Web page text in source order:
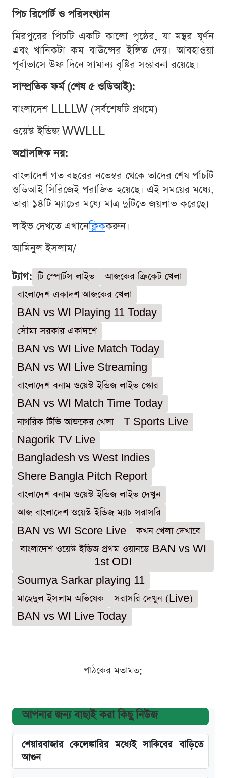
পিচ রিপোর্ট ও পরিসংখ্যান
মিরপুরের পিচটি একটি কালো পৃষ্ঠের, যা মন্থর ঘূর্ণন
এবং খানিকটা কম বাউন্সের ইঙ্গিত দেয়। আবহাওয়া
পূর্বাভাসে উষ্ণ দিনে সামান্য বৃষ্টির সম্ভাবনা রয়েছে।
সাম্প্রতিক ফর্ম (শেষ ৫ ওডিআই):
বাংলাদেশ LLLLW (সর্বশেষটি প্রথমে)
ওয়েস্ট ইন্ডিজ WWLLL
অপ্রাসঙ্গিক নয়:
বাংলাদেশ গত বছরের নভেম্বর থেকে তাদের শেষ পাঁচটি
ওডিআই সিরিজেই পরাজিত হয়েছে। এই সময়ের মধ্যে,
তারা ১৪টি ম্যাচের মধ্যে মাত্র দুটিতে জয়লাভ করেছে।
লাইভ দেখতে এখানেক্লিককরুন।
আমিনুল ইসলাম/
ট্যাগ: টি স্পোর্টস লাইভ
আজকের ক্রিকেট খেলা
বাংলাদেশ একাদশ আজকের খেলা
BAN vs WI Playing 11 Today
সৌম্য সরকার একাদশে
BAN vs WI Live Match Today
BAN vs WI Live Streaming
বাংলাদেশ বনাম ওয়েস্ট ইন্ডিজ লাইভ স্কোর
BAN vs WI Match Time Today
নাগরিক টিভি আজকের খেলা
T Sports Live
Nagorik TV Live
Bangladesh vs West Indies
Shere Bangla Pitch Report
বাংলাদেশ বনাম ওয়েস্ট ইন্ডিজ লাইভ দেখুন
আজ বাংলাদেশ ওয়েস্ট ইন্ডিজ ম্যাচ সরাসরি
BAN vs WI Score Live
কখন খেলা দেখাবে
বাংলাদেশ ওয়েস্ট ইন্ডিজ প্রথম ওয়ানডে BAN vs WI
1st ODI
Soumya Sarkar playing 11
মাহেদুল ইসলাম অভিষেক
সরাসরি দেখুন (Live)
BAN vs WI Live Today
পাঠকের মতামত:
আপনার জন্য বাছাই করা কিছু নিউজ
শেয়ারবাজার কেলেঙ্কারির মধ্যেই সাকিবের বাড়িতে
আগুন